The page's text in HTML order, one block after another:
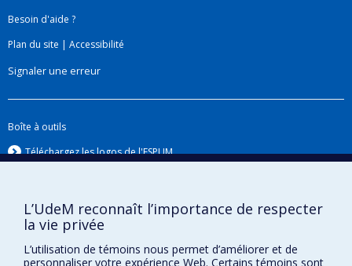
Besoin d'aide ?
Plan du site | Accessibilité
Signaler une erreur
Boîte à outils
Téléchargez les logos de l'ESPUM
L’UdeM reconnaît l’importance de respecter
la vie privée
L’utilisation de témoins nous permet d’améliorer et de
personnaliser votre expérience Web. Certains témoins sont